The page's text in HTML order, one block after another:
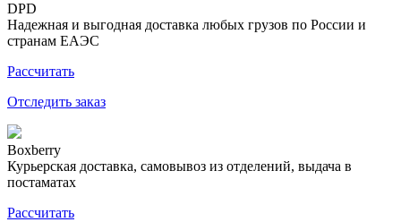
DPD
Надежная и выгодная доставка любых грузов по России и
странам ЕАЭС
Рассчитать
Отследить заказ
Boxberry
Курьерская доставка, самовывоз из отделений, выдача в
постаматах
Рассчитать